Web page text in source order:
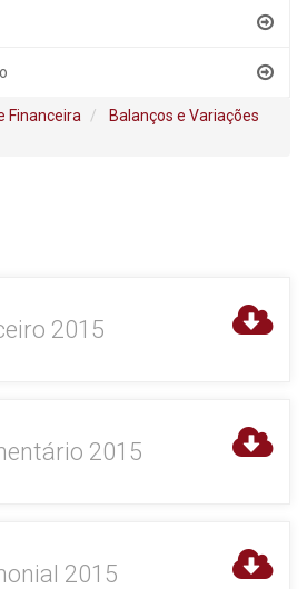
Financeira
Balanços e Variações
2015
2015
2015